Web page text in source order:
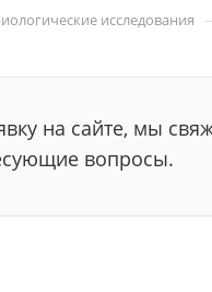
исследования
на сайте, мы
вопросы.